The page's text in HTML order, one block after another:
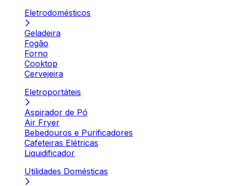
Eletrodomésticos
Geladeira
Fogão
Forno
Cooktop
Cervejeira
Eletroportáteis
Aspirador de Pó
Air Fryer
Bebedouros e Purificadores
Cafeteiras Elétricas
Liquidificador
Utilidades Domésticas